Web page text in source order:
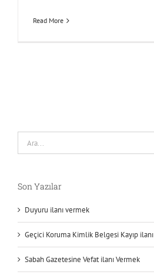
Read More
Son Yazılar
Duyuru ilanı vermek
Geçici Koruma Kimlik Belgesi Kayıp ilanı
Sabah Gazetesine Vefat ilanı Vermek